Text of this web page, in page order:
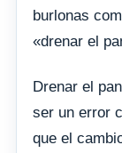
burlonas
«drenar el
Drenar el
ser un error
que el